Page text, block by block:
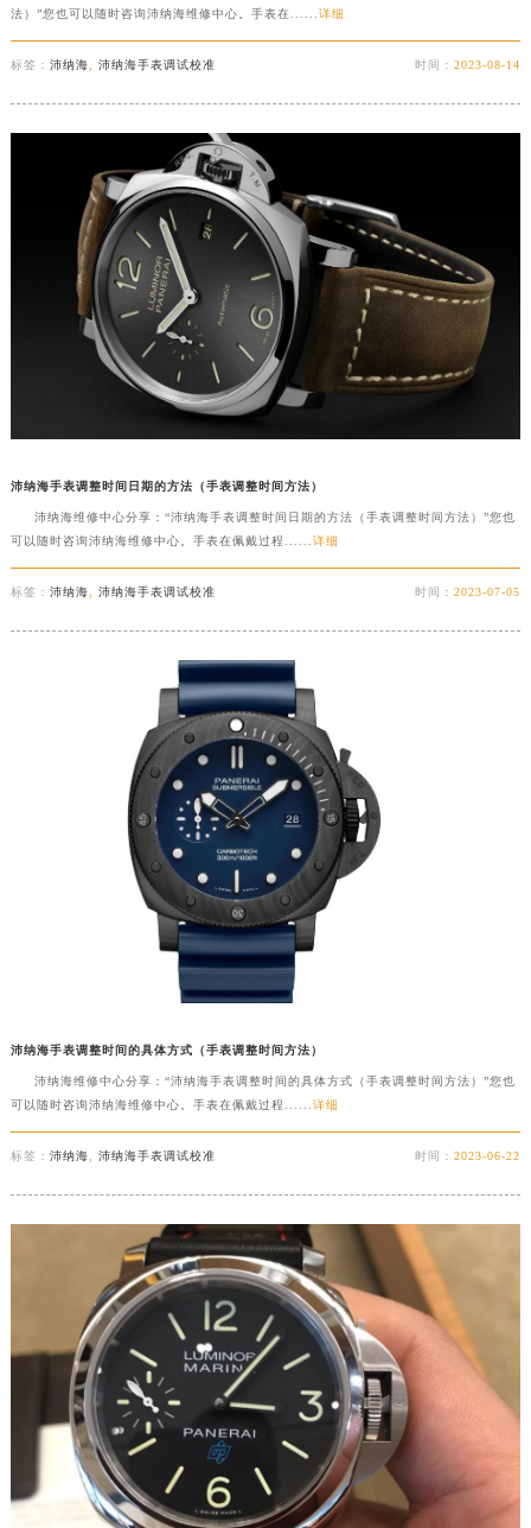
法）”您也可以随时咨询沛纳海维修中心。手表在...... 详细
标签： 沛纳海 沛纳海手表调试校准 时间：2023-08-14
沛纳海手表调整时间日期的方法（手表调整时间方法）
沛纳海维修中心分享：“沛纳海手表调整时间日期的方法（手表调整时间方法）”您也
可以随时咨询沛纳海维修中心。手表在佩戴过程...... 详细
标签： 沛纳海 沛纳海手表调试校准 时间：2023-07-05
沛纳海手表调整时间的具体方式（手表调整时间方法）
沛纳海维修中心分享：“沛纳海手表调整时间的具体方式（手表调整时间方法）”您也
可以随时咨询沛纳海维修中心。手表在佩戴过程...... 详细
标签： 沛纳海 沛纳海手表调试校准 时间：2023-06-22